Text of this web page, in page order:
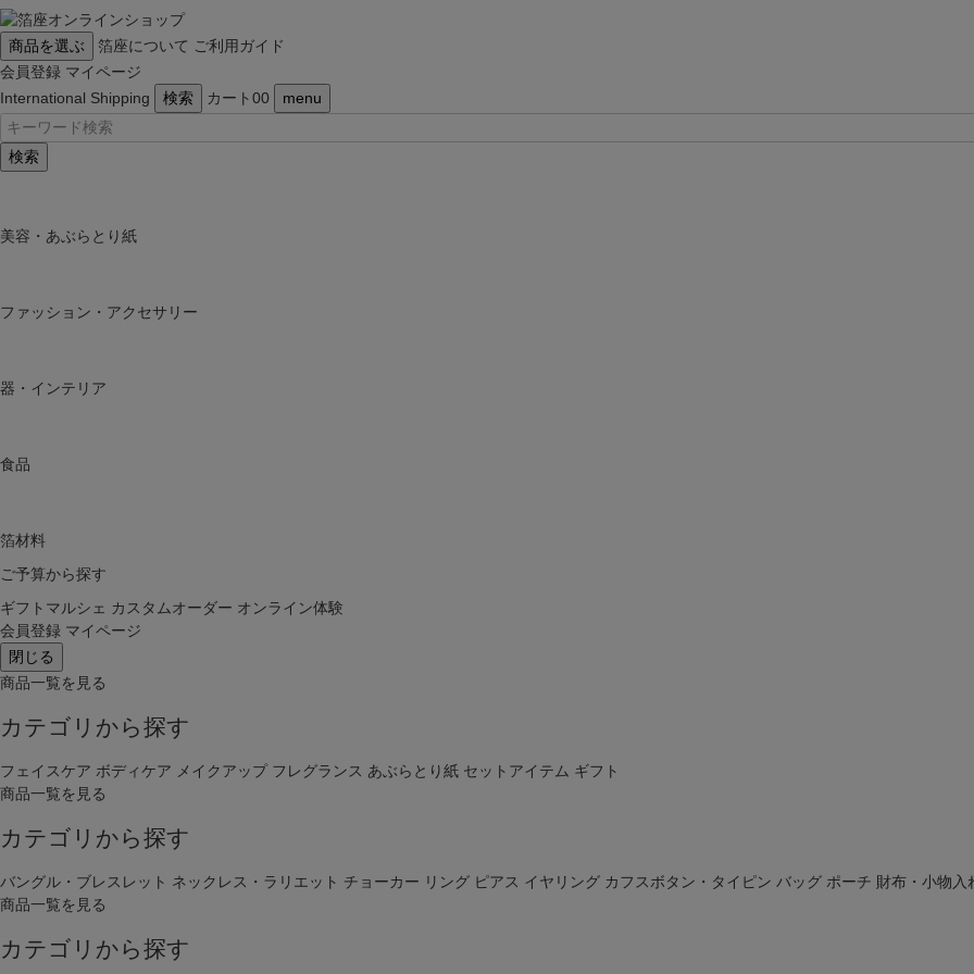
商品を選ぶ 箔座について ご利用ガイド
会員登録 マイページ
International Shipping
検索 カート00 menu
検索
美容・あぶらとり紙
ファッション・アクセサリー
器・インテリア
食品
箔材料
ご予算から探す
ギフトマルシェ カスタムオーダー オンライン体験
会員登録 マイページ
閉じる
商品一覧を見る
カテゴリから探す
フェイスケア ボディケア メイクアップ フレグランス あぶらとり紙 セットアイテム ギフト
商品一覧を見る
カテゴリから探す
バングル・ブレスレット ネックレス・ラリエット チョーカー リング ピアス イヤリング カフスボタン・タイピン バッグ ポーチ 財布・小物入
商品一覧を見る
カテゴリから探す